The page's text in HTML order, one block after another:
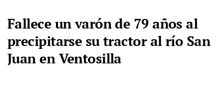
Fallece un varón de 79 años al
precipitarse su tractor al río San
Juan en Ventosilla